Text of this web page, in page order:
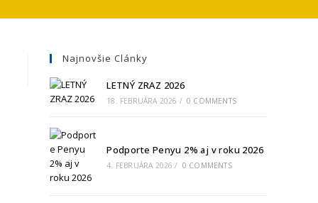
Najnovšie Clánky
LETNÝ ZRAZ 2026
18. FEBRUÁRA 2026 / 0 COMMENTS
Podporte Penyu 2% aj v roku 2026
4. FEBRUÁRA 2026 / 0 COMMENTS